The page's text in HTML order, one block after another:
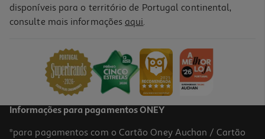
disponíveis para o território de Portugal continental,
consulte mais informações aqui.
Informações para pagamentos ONEY
*para pagamentos com o Cartão Oney Auchan / Cartão